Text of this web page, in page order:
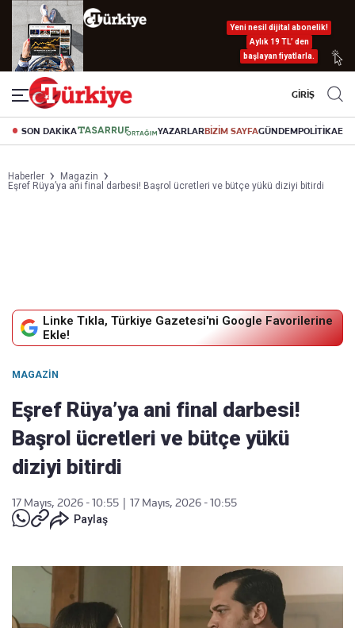
Yeni nesil dijital abonelik!
Aylık 19 TL’ den
başlayan fiyatlarla.
GİRİŞ
SON DAKİKA YAZARLARBİZİM SAYFAGÜNDEMPOLİTİKA
Haberler
Magazin
Eşref Rüya’ya ani final darbesi! Başrol ücretleri ve bütçe yükü diziyi bitirdi
Linke Tıkla, Türkiye Gazetesi'ni Google Favorilerine
Ekle!
MAGAZIN
Eşref Rüya’ya ani final darbesi!
Başrol ücretleri ve bütçe yükü
diziyi bitirdi
17 Mayıs, 2026 - 10:55
17 Mayıs, 2026 - 10:55
Paylaş